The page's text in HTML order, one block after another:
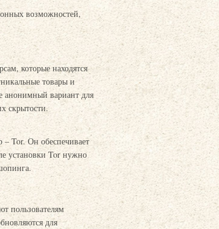
возможностей,
которые находятся
товары и
анонимный вариант для
скрытости.
– Tor. Он обеспечивает
установки Tor нужно
пользователям
для